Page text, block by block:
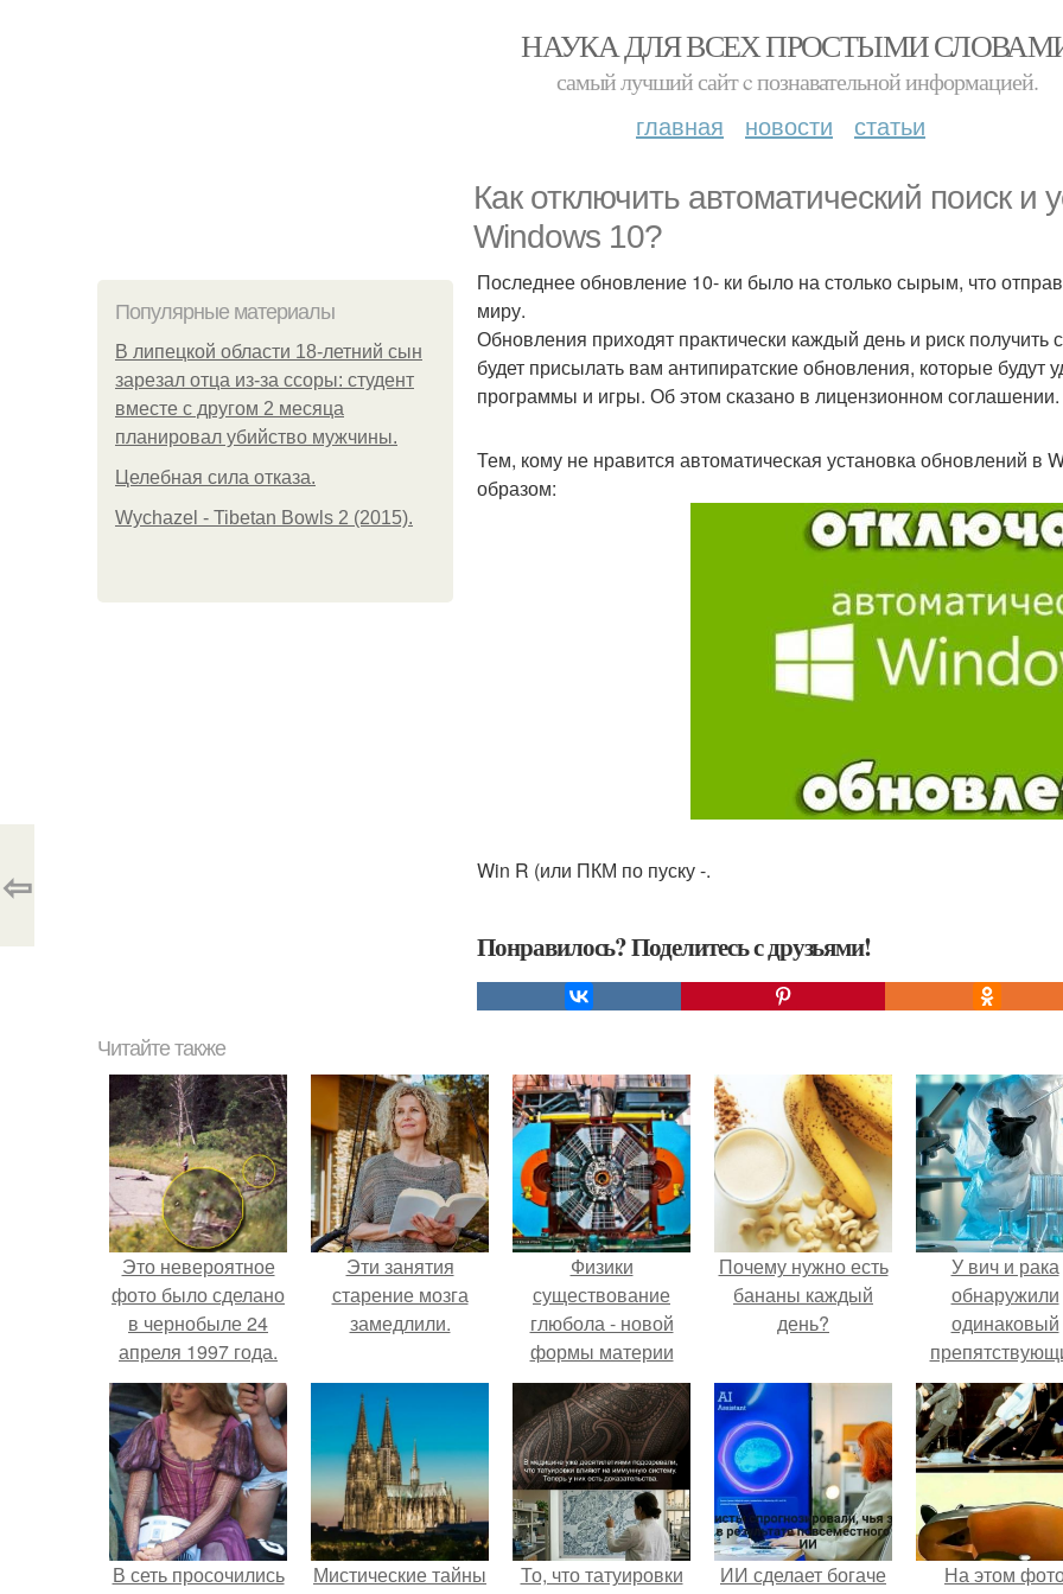
НАУКА ДЛЯ ВСЕХ ПРОСТЫМИ
самый лучший сайт c познавательной информацией.
главная новости статьи
Как отключить автоматический поиск и
Windows 10?
Популярные материалы
В липецкой области 18-летний сын
зарезал отца из-за ссоры: студент
вместе с другом 2 месяца
планировал убийство мужчины.
Целебная сила отказа.
Wychazel - Tibetan Bowls 2 (2015).
Последнее обновление 10- ки было на столько сырым, что
миру.
Обновления приходят практически каждый день и риск получить
будет присылать вам антипиратские обновления, которые
программы и игры. Об этом сказано в лицензионном соглашении.
Тем, кому не нравится автоматическая установка обновлений в
образом:
Win R (или ПКМ по пуску -.
Понравилось? Поделитесь с друзьями!
⇦
Читайте также
Это невероятное
фото было сделано
в чернобыле 24
апреля 1997 года.
Эти занятия
старение мозга
замедлили.
Физики
существование
глюбола - новой
формы материи
подтвердили.
Почему нужно есть
бананы каждый
день?
У вич и рака
обнаружили
одинаковый
лечению
В сеть просочились
Мистические тайны
То, что татуировки
ИИ сделает богаче
На этом